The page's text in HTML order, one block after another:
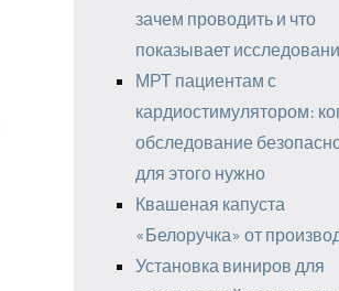
зачем проводить и что
показывает
МРТ пациентам с
кардиостимулятором:
обследование
для этого нужно
Квашеная капуста
«Белоручка» от
Установка виниров для